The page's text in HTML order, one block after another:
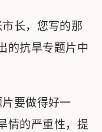
长，您写的那
的抗旱专题片中
要做得好一
情的严重性，提